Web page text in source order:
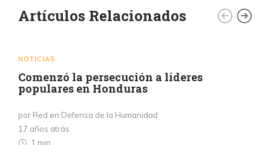
Artículos Relacionados
NOTICIAS
Comenzó la persecución a líderes
populares en Honduras
por Red en Defensa de la Humanidad
17 años atrás
1 min